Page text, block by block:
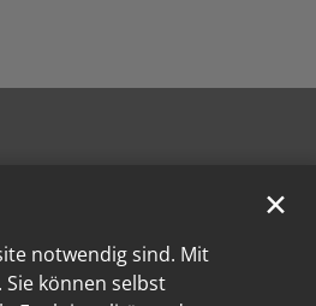
notwendig sind. Mit
können selbst
✕